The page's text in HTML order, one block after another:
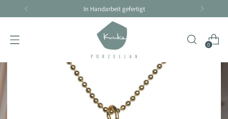
In Handarbeit gefertigt
0